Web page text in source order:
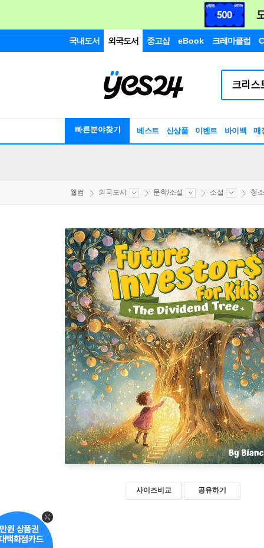
국내도서 외국도서 중고샵 eBook 크레마클럽
빠른분야찾기 베스트 신상품 이벤트 바이백 매
웰컴 외국도서 문학/소설 소설 청
사이즈비교 공유하기